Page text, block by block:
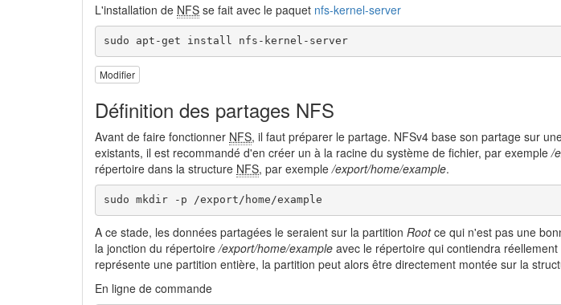
L'installation de NFS se fait avec le paquet nfs-kernel-server
sudo apt-get install nfs-kernel-server
Modifier
Définition des partages NFS
Avant de faire fonctionner NFS, il faut préparer le partage. NFSv4 base son partage sur
existants, il est recommandé d'en créer un à la racine du système de fichier, par exemple/
répertoire dans la structure NFS, par exemple/export/home/example.
sudo mkdir -p /export/home/example
A ce stade, les données partagées le seraient sur la partition Rootce qui n'est pas une
la jonction du répertoire/export/home/example avec le répertoire qui contiendra
représente une partition entière, la partition peut alors être directement montée sur la
En ligne de commande